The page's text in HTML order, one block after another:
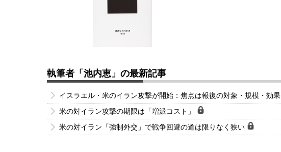
執筆者「池内恵」の最新記事
イスラエル・米のイラン攻撃が開始：焦点は報復の対象・規模・効果
米の対イラン攻撃の期限は「増派コスト」
米の対イラン「強制外交」で戦争回避の道は限りなく狭い